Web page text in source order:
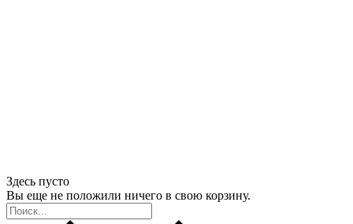
Здесь пусто
Вы еще не положили ничего в свою корзину.